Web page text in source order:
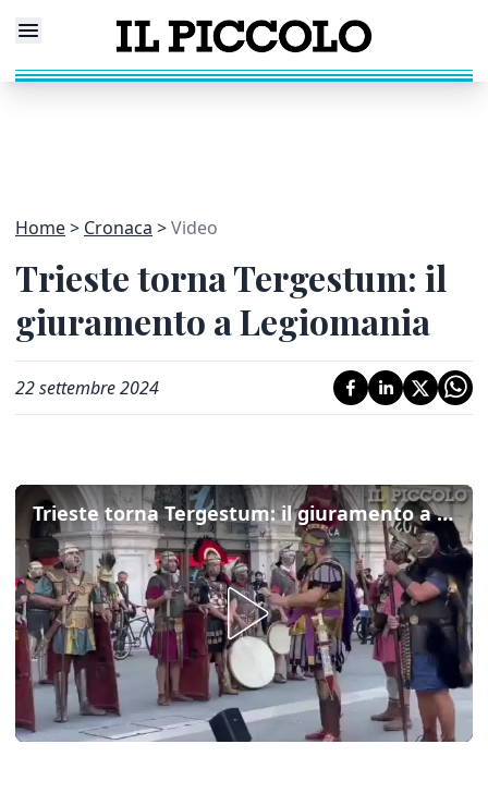
Home Cronaca Video
Trieste torna Tergestum: il
giuramento a Legiomania
22 settembre 2024
Trieste torna Tergestum: il giuramento a Legiomania